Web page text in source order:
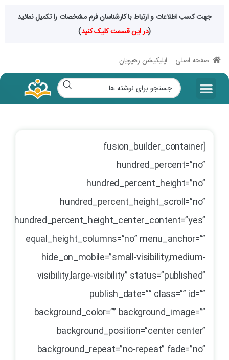
جهت کسب اطلاعات و ارتباط با کارشناسان فرم مشخصات را تکمیل نمائید
(در این قسمت کلیک کنید)
صفحه اصلی اپلیکیشن رهپویان
[fusion_builder_container
hundred_percent=”no”
hundred_percent_height=”no”
hundred_percent_height_scroll=”no”
hundred_percent_height_center_content=”yes”
equal_height_columns=”no” menu_anchor=””
hide_on_mobile=”small-visibility,medium-
visibility,large-visibility” status=”published”
publish_date=”” class=”” id=””
background_color=”” background_image=””
background_position=”center center”
background_repeat=”no-repeat” fade=”no”